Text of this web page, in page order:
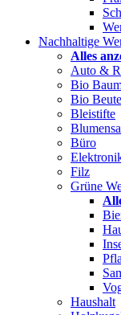
Nachhaltige
Alles
Auto &
Bio
Bio
Bleistifte
Büro
Filz
Grüne
Haushalt